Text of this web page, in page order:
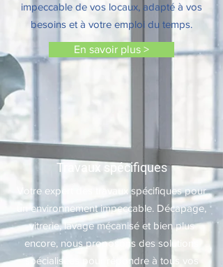
impeccable de vos locaux, adapté à vos
besoins et à votre emploi du temps.
En savoir plus >
Travaux spécifiques
Votre expert des travaux spécifiques pour
un environnement impeccable. Décapage,
vitrerie, lavage mécanisé et bien plus
encore, nous proposons des solutions
spécialisées pour répondre à tous vos